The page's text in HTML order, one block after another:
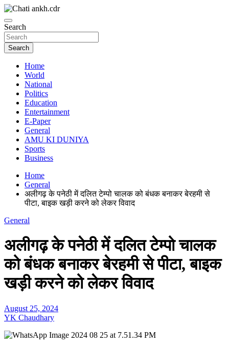
Skip
to
content
Chatiankh
News Paper
Search
Search
Home
World
National
Politics
Education
Entertainment
E-Paper
General
AMU KI DUNIYA
Sports
Business
Home
General
अलीगढ़ के पनेठी में दलित टेम्पो चालक को बंधक बनाकर बेरहमी से
पीटा, बाइक खड़ी करने को लेकर विवाद
General
अलीगढ़ के पनेठी में दलित टेम्पो चालक
को बंधक बनाकर बेरहमी से पीटा, बाइक
खड़ी करने को लेकर विवाद
August 25, 2024
YK Chaudhary